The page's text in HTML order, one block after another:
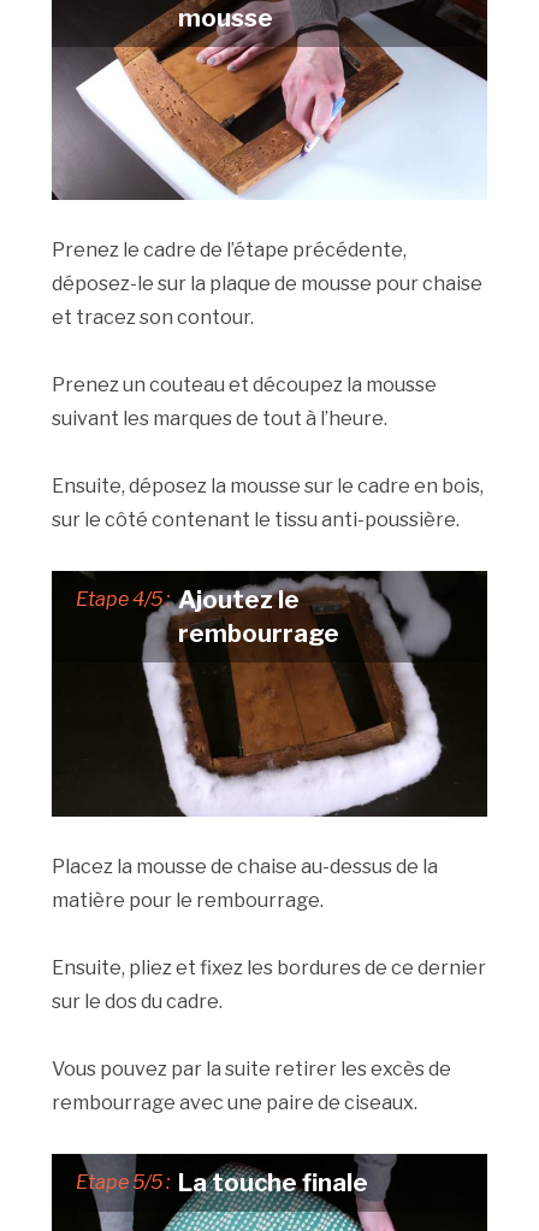
mousse
Prenez le cadre de l’étape précédente,
déposez-le sur la plaque de mousse pour chaise
et tracez son contour.
Prenez un couteau et découpez la mousse
suivant les marques de tout à l’heure.
Ensuite, déposez la mousse sur le cadre en bois,
sur le côté contenant le tissu anti-poussière.
Etape 4/5 : Ajoutez le
rembourrage
Placez la mousse de chaise au-dessus de la
matière pour le rembourrage.
Ensuite, pliez et fixez les bordures de ce dernier
sur le dos du cadre.
Vous pouvez par la suite retirer les excès de
rembourrage avec une paire de ciseaux.
Etape 5/5 : La touche finale